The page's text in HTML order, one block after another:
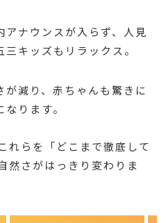
アナウンスが入らず、人見
キッズもリラックス。
が減り、赤ちゃんも驚きに
ります。
れらを「どこまで徹底して
然さがはっきり変わりま